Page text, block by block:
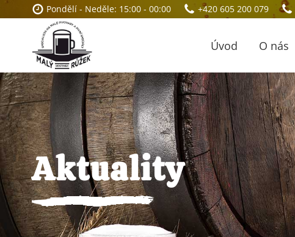
Pondělí - Neděle: 15:00 - 00:00 +420 605 200 079
Úvod O nás
Aktuality